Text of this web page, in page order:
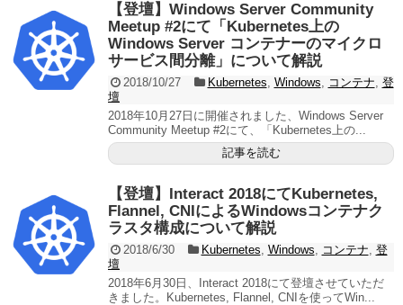
【登壇】Windows Server Community
Meetup #2にて「Kubernetes上の
Windows Server コンテナーのマイクロ
サービス間分離」について解説
2018/10/27 Kubernetes, Windows, コンテナ, 登
壇
2018年10月27日に開催されました、Windows Server
Community Meetup #2にて、「Kubernetes上の...
記事を読む
【登壇】Interact 2018にてKubernetes,
Flannel, CNIによるWindowsコンテナク
ラスタ構成について解説
2018/6/30 Kubernetes, Windows, コンテナ, 登
壇
2018年6月30日、Interact 2018にて登壇させていただ
きました。Kubernetes, Flannel, CNIを使ってWin...